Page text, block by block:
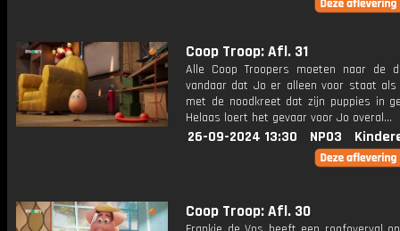
Coop Troop: Afl. 31
Alle Coop Troopers moeten naar de
vandaar dat Jo er alleen voor staat
met de noodkreet dat zijn puppies in
Helaas loert het gevaar voor Jo overal...
26-09-2024 13:30 NPO3
Coop Troop: Afl. 30